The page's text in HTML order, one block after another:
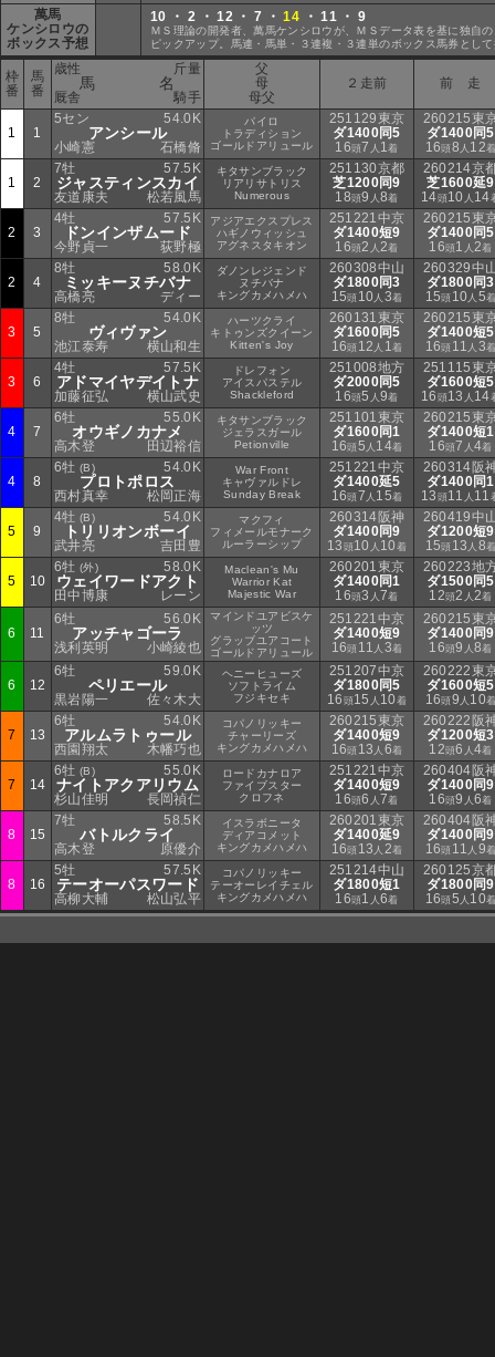
萬馬
ケンシロウの
ボックス予想
10 ・ 2 ・ 12 ・ 7 ・14 ・ 11 ・ 9
ＭＳ理論の開発者、萬馬ケンシロウが、ＭＳデータ表を基に独自
ピックアップ。馬連・馬単・３連複・３連単のボックス馬券とし
枠
番
馬
番
斤量
歳性
馬 名
厩舎 騎手
父
母
母父
２走前 前 走
1 1
54.0K
5セン
アンシール
小崎憲 石橋脩
パイロ
トラディション
ゴールドアリュール
251129東京
ダ1400同5
16頭7 人 1着
260215東
ダ1400同5
16頭8 人 12
1 2
57.5K
7牡
ジャスティンスカイ
友道康夫 松若風馬
キタサンブラック
リアリサトリス
Numerous
251130京都
芝1200同9
18頭9 人8着
260214京
芝1600延9
14頭10 人 14
2 3
57.5K
4牡
ドンインザムード
今野貞一 荻野極
アジアエクスプレス
ハギノウィッシュ
アグネスタキオン
251221中京
ダ1400短9
16頭2 人2着
260215東
ダ1400同5
16頭1 人2着
2 4
58.0K
8牡
ミッキーヌチバナ
高橋亮 ディー
ダノンレジェンド
ヌチバナ
キングカメハメハ
260308中山
ダ1800同3
15頭 10 人 3着
260329中
ダ1800同3
15頭 10 人 5
3 5
54.0K
8牡
ヴィヴァン
池江泰寿 横山和生
ハーツクライ
キトゥンズクイーン
Kitten's Joy
260131東京
ダ1600同5
16頭 12 人 1着
260215東
ダ1400短5
16頭 11 人 3
3 6
57.5K
4牡
アドマイヤデイトナ
加藤征弘 横山武史
ドレフォン
アイスパステル
Shackleford
251008地方
ダ2000同5
16頭5 人9着
251115東
ダ1600短5
16 頭13 人 14
4 7
55.0K
6牡
オウギノカナメ
高木登 田辺裕信
キタサンブラック
ジェラスガール
Petionville
251101東京
ダ1600同1
16頭5 人 14着
260215東
ダ1400短1
16頭7 人4着
4 8
54.0K
6牡 (B)
プロトポロス
西村真幸 松岡正海
War Front
キャヴァルドレ
Sunday Break
251221中京
ダ1400延5
16頭7 人 15着
260314阪
ダ1400同1
13 頭11 人 11
5 9
54.0K
4牡 (B)
トリリオンボーイ
武井亮 吉田豊
マクフィ
フィメールモナーク
ルーラーシップ
260314阪神
ダ1400同9
13 頭10 人 10 着
260419中
ダ1200短9
15頭 13 人 8
5 10
58.0K
6牡 (外)
ウェイワードアクト
田中博康 レーン
Maclean's Mu
Warrior Kat
Majestic War
260201東京
ダ1400同1
16頭3 人 7着
260223地
ダ1500同5
12頭2 人2着
6 11
56.0K
6牡
アッチャゴーラ
浅利英明 小崎綾也
マインドユアビスケ
ッツ
グラッブユアコート
ゴールドアリュール
251221中京
ダ1400短9
16頭 11 人 3着
260215東
ダ1400同9
16頭9 人8着
6 12
59.0K
6牡
ペリエール
黒岩陽一 佐々木大
ヘニーヒューズ
ソフトライム
フジキセキ
251207中京
ダ1800同5
16 頭15 人 10着
260222東
ダ1600短5
16頭9 人 10
7 13
54.0K
6牡
アルムラトゥール
西園翔太 木幡巧也
コパノリッキー
チャーリーズ
キングカメハメハ
260215東京
ダ1400短9
16頭 13 人 6着
260222阪
ダ1200短3
12頭6 人4着
7 14
55.0K
6牡 (B)
ナイトアクアリウム
杉山佳明 長岡禎仁
ロードカナロア
ファイブスター
クロフネ
251221中京
ダ1400短9
16頭6 人 7着
260404阪
ダ1400同9
16頭9 人6着
8 15
58.5K
7牡
バトルクライ
高木登 原優介
イスラボニータ
ディアコメット
キングカメハメハ
260201東京
ダ1400延9
16頭 13 人 2着
260404阪
ダ1400同9
16頭 11 人 9
8 16
57.5K
5牡
テーオーパスワード
高柳大輔 松山弘平
コパノリッキー
テーオーレイチェル
キングカメハメハ
251214中山
ダ1800短1
16頭1 人6着
260125京
ダ1800同9
16頭5 人 10